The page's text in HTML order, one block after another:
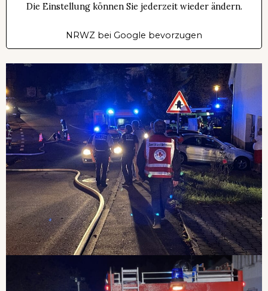
Die Einstellung können Sie jederzeit wieder ändern.
NRWZ bei Google bevorzugen